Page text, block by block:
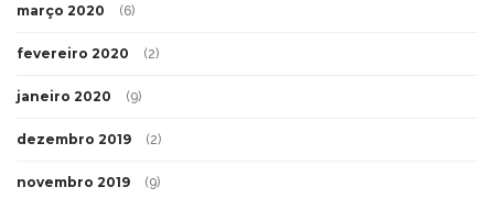
março 2020 (6)
fevereiro 2020 (2)
janeiro 2020 (9)
dezembro 2019 (2)
novembro 2019 (9)